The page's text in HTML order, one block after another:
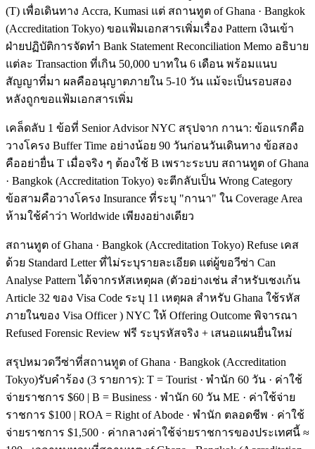
(T) เพื่อเดินทาง Accra, Kumasi แต่ สถานทูต of Ghana · Bangkok
(Accreditation Tokyo) ขอแฟ้มเอกสารเพิ่มเรื่อง Pattern เงินเข้า
ฝ่ายปฏิบัติการจัดทำ Bank Statement Reconciliation Memo อธิบาย
แต่ละ Transaction ที่เกิน 50,000 บาทใน 6 เดือน พร้อมแนบ
สัญญาที่มา ผลคืออนุญาตภายใน 5-10 วัน แม้จะเป็นรอบสอง
หลังถูกขอแฟ้มเอกสารเพิ่ม
เคล็ดลับ 1 ข้อที่ Senior Advisor NYC สรุปจาก กานา: ข้อแรกคือ
วางโครง Buffer Time อย่างน้อย 90 วันก่อนวันเดินทาง ข้อสอง
คืออย่ายื่น T เมื่อจริง ๆ ต้องใช้ B เพราะระบบ สถานทูต of Ghana
· Bangkok (Accreditation Tokyo) จะตีกลับเป็น Wrong Category
ข้อสามคือวางโครง Insurance ที่ระบุ "กานา" ใน Coverage Area
ห้ามใช้คำว่า Worldwide เพียงอย่างเดียว
สถานทูต of Ghana · Bangkok (Accreditation Tokyo) Refuse เคส
ด้วย Standard Letter ที่ไม่ระบุรายละเอียด แต่ผู้ขอวีซ่า Can
Analyse Pattern ได้จากรหัสเหตุผล (ตัวอย่างเช่น สำหรับเชงเก้น
Article 32 ของ Visa Code ระบุ 11 เหตุผล สำหรับ Ghana ใช้รหัส
ภายในของ Visa Officer ) NYC ให้ Offering Outcome พิจารณา
Refused Forensic Review ฟรี ระบุรหัสจริง + เสนอแผนยื่นใหม่
สรุปหมวดวีซ่าที่สถานทูต of Ghana · Bangkok (Accreditation
Tokyo)รับคำร้อง (3 รายการ): T = Tourist · พำนัก 60 วัน · ค่าใช้
จ่ายราชการ $60 | B = Business · พำนัก 60 วัน ME · ค่าใช้จ่าย
ราชการ $100 | ROA = Right of Abode · พำนัก ตลอดชีพ · ค่าใช้
จ่ายราชการ $1,500 · ค่ากลางค่าใช้จ่ายราชการของประเทศนี้ ≈